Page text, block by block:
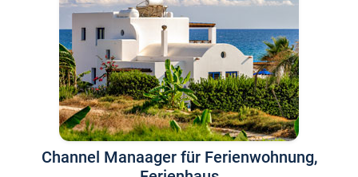
Channel Manaager für Ferienwohnung,